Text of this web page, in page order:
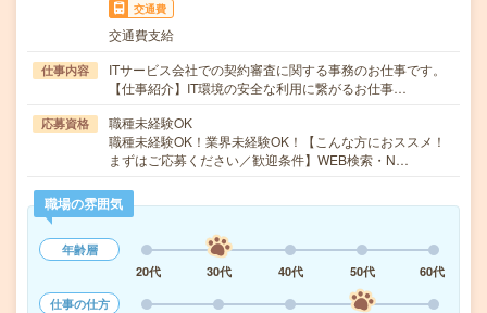
交通費
交通費支給
仕事内容
ITサービス会社での契約審査に関する事務のお仕事です。
【仕事紹介】IT環境の安全な利用に繋がるお仕事…
応募資格
職種未経験OK
職種未経験OK！業界未経験OK！【こんな方におススメ！
まずはご応募ください／歓迎条件】WEB検索・N…
職場の雰囲気
年齢層
20代
30代 40代 50代
60代
仕事の仕方